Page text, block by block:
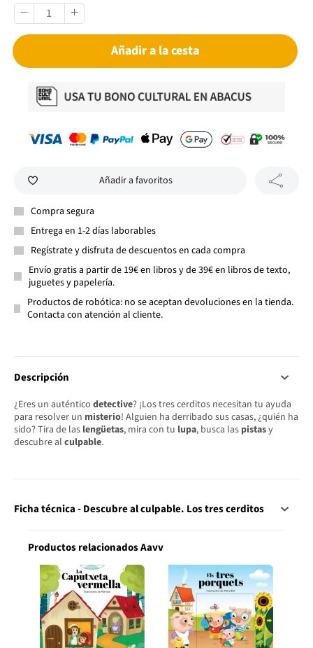
Añadir a la cesta
Añadir a favoritos
Compra segura
Entrega en 1-2 días laborables
Regístrate y disfruta de descuentos en cada compra
Envío gratis a partir de 19€ en libros y de 39€ en libros de texto,
juguetes y papelería.
Productos de robótica: no se aceptan devoluciones en la tienda.
Contacta con atención al cliente.
Descripción
¿Eres un auténtico detective? ¡Los tres cerditos necesitan tu ayuda
para resolver un misterio! Alguien ha derribado sus casas, ¿quién ha
sido? Tira de las lengüetas, mira con tu lupa, busca las pistasy
descubre al culpable.
Ficha técnica - Descubre al culpable. Los tres cerditos
Productos relacionados Aavv